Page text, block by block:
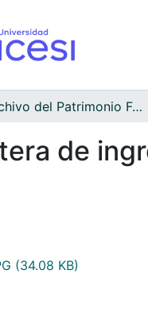
Archivo del Patrimonio Fotográfico y Fílmico del Valle del Cauca
de
(34.08 KB)